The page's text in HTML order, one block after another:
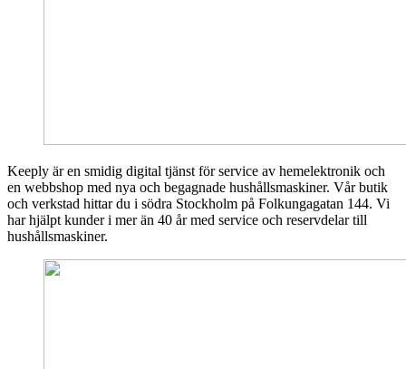
Keeply är en smidig digital tjänst för service av hemelektronik och
en webbshop med nya och begagnade hushållsmaskiner. Vår butik
och verkstad hittar du i södra Stockholm på Folkungagatan 144. Vi
har hjälpt kunder i mer än 40 år med service och reservdelar till
hushållsmaskiner.